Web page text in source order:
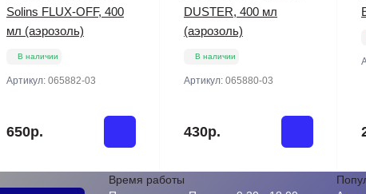
Solins FLUX-OFF, 400
мл (аэрозоль)
В наличии
Артикул: 065882-03
650р.
DUSTER, 400 мл
(аэрозоль)
В наличии
Артикул: 065880-03
430р.
Время работы